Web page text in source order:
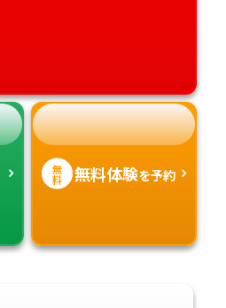
無
料 無料体験を予約